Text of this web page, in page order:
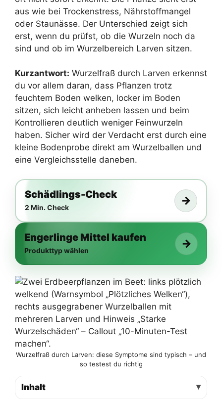
aus wie bei Trockenstress, Nährstoffmangel
oder Staunässe. Der Unterschied zeigt sich
erst, wenn du prüfst, ob die Wurzeln noch da
sind und ob im Wurzelbereich Larven sitzen.
Kurzantwort: Wurzelfraß durch Larven erkennst
du vor allem daran, dass Pflanzen trotz
feuchtem Boden welken, locker im Boden
sitzen, sich leicht anheben lassen und beim
Kontrollieren deutlich weniger Feinwurzeln
haben. Sicher wird der Verdacht erst durch eine
kleine Bodenprobe direkt am Wurzelballen und
eine Vergleichsstelle daneben.
Schädlings-Check
2 Min. Check
→
Engerlinge Mittel kaufen
Produkttyp wählen
→
Wurzelfraß durch Larven: diese Symptome sind typisch – und
so testest du richtig
Inhalt